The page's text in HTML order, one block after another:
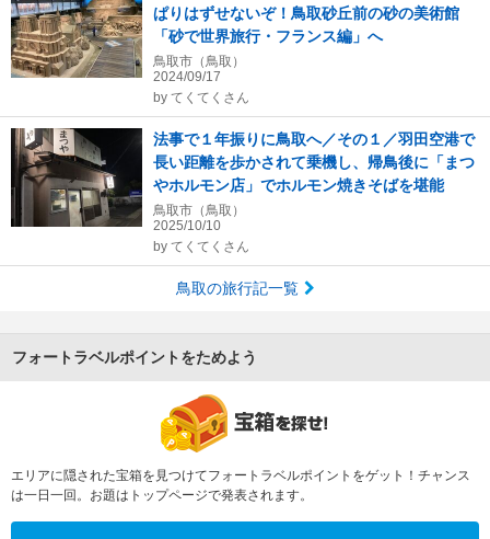
ぱりはずせないぞ！鳥取砂丘前の砂の美術館
「砂で世界旅行・フランス編」へ
鳥取市（鳥取）
2024/09/17
by てくてくさん
法事で１年振りに鳥取へ／その１／羽田空港で
長い距離を歩かされて乗機し、帰鳥後に「まつ
やホルモン店」でホルモン焼きそばを堪能
鳥取市（鳥取）
2025/10/10
by てくてくさん
鳥取の旅行記一覧
フォートラベルポイントをためよう
エリアに隠された宝箱を見つけてフォートラベルポイントをゲット！チャンス
は一日一回。お題はトップページで発表されます。